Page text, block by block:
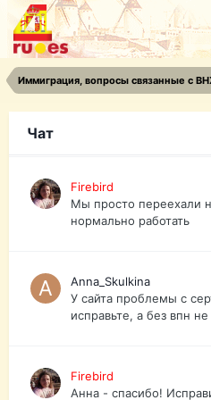
Иммиграция, вопросы связанные с
Чат
Телеграмм @uristpassua
Firebird
Друзья - из России без
Firebird
Мы просто переехали
нормально работать
Anna_Skulkina
У сайта проблемы с
исправьте, а без впн
Firebird
Анна - спасибо!